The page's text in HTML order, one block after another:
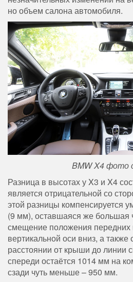
но объем салона автомобиля.
BMW X4 фото
Разница в высотах у X3 и X4
является отрицательной со
этой разницы компенсируется
(9 мм), оставшаяся же большая
смещение положения передних
вертикальной оси вниз, а также
расстоянии от крыши до линии
спереди остаётся 1014 мм на
сзади чуть меньше – 950 мм.